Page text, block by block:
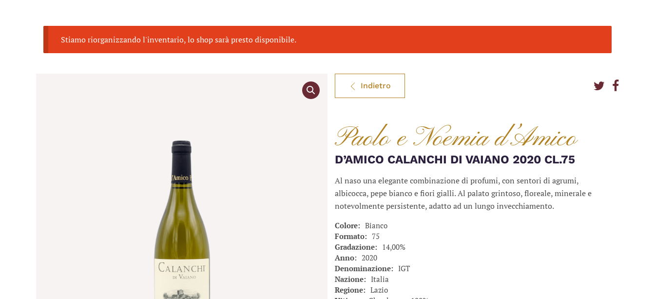
Stiamo riorganizzando l'inventario, lo shop sarà presto disponibile.
Indietro
Paolo e Noemia d’Amico
D’AMICO CALANCHI DI VAIANO 2020 CL.75
Al naso una elegante combinazione di profumi, con sentori di agrumi,
albicocca, pepe bianco e fiori gialli. Al palato grintoso, floreale, minerale e
notevolmente persistente, adatto ad un lungo invecchiamento.
Colore
Bianco
Formato
75
Gradazione
14,00%
Anno
2020
Denominazione
IGT
Nazione
Italia
Regione
Lazio